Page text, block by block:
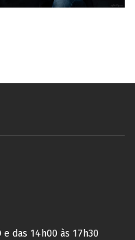
das 14h00 às 17h30